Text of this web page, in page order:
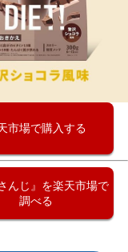
市場で購入する
んじ』を楽天市場で
調べる